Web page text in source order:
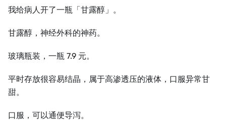
我给病人开了一瓶「甘露醇」。
甘露醇，神经外科的神药。
玻璃瓶装，一瓶 7.9 元。
平时存放很容易结晶，属于高渗透压的液体，口服异常甘
甜。
口服，可以通便导泻。